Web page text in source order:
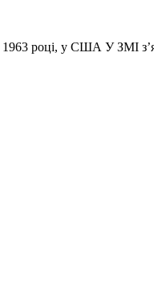
році, у США У ЗМІ